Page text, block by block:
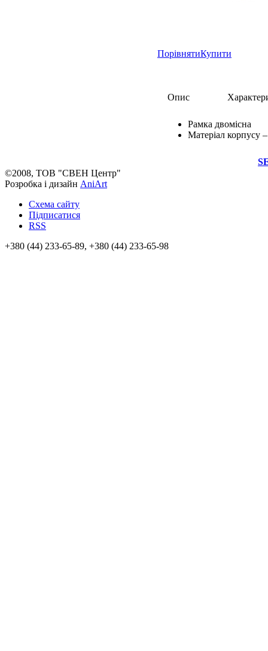
ПорівнятиКупити
Опис
Рамка двомісна
Матеріал корпусу
©2008, ТОВ "СВЕН Центр"
Розробка і дизайн AniArt
Схема сайту
Підписатися
RSS
+380 (44) 233-65-89, +380 (44) 233-65-98